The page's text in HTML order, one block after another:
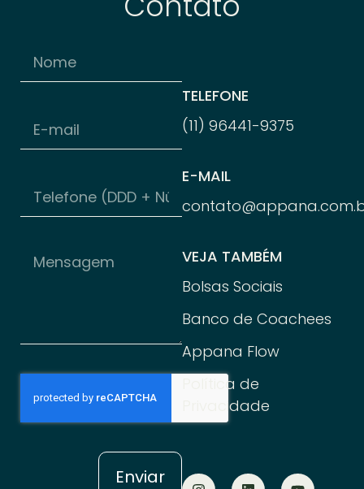
Enviar
TELEFONE
(11) 96441-9375
E-MAIL
VEJA TAMBÉM
Bolsas Sociais
Banco de Coachees
Appana Flow
Política de
Privacidade